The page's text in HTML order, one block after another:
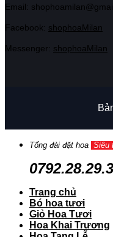
Email:
Facebook: shophoaMilan
Messenger: shophoaMilan
Tổng đài đặt hoa Siêu
Trang chủ
Bó hoa tươi
Giỏ Hoa Tươi
Hoa Khai Trương